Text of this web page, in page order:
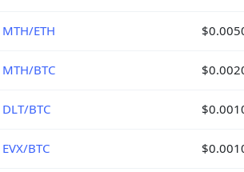
MTH/ETH
MTH/BTC
DLT/BTC
EVX/BTC